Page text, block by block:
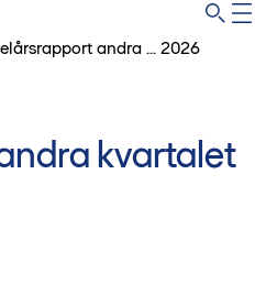
andra ... 2026
kvartalet